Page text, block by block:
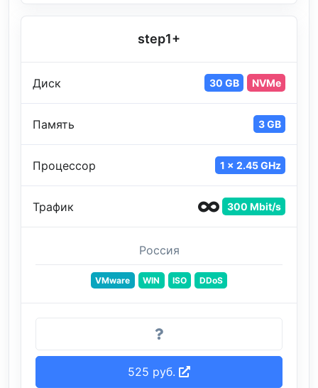
step1+
Диск 30 GB NVMe
Память 3 GB
Процессор 1 x 2.45 GHz
Трафик 300 Mbit/s
Россия
VMware WIN ISO DDoS
525 руб.